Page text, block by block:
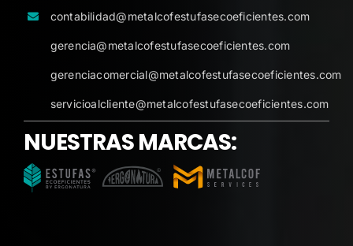
contabilidad@metalcofestufasecoeficientes.com
gerencia@metalcofestufasecoeficientes.com
gerenciacomercial@metalcofestufasecoeficientes.com
servicioalcliente@metalcofestufasecoeficientes.com
NUESTRAS MARCAS: